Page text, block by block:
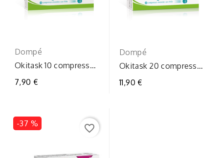
Dompé
Okitask 10 compresse
7,90 €
Dompé
Okitask 20 compresse
11,90 €
-37 % favorite_border